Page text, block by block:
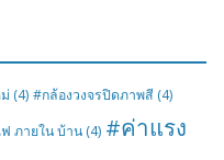
(4) #กล้องวงจรปิดภาพสี (4)
ภายใน บ้าน (4) #ค่าแรง